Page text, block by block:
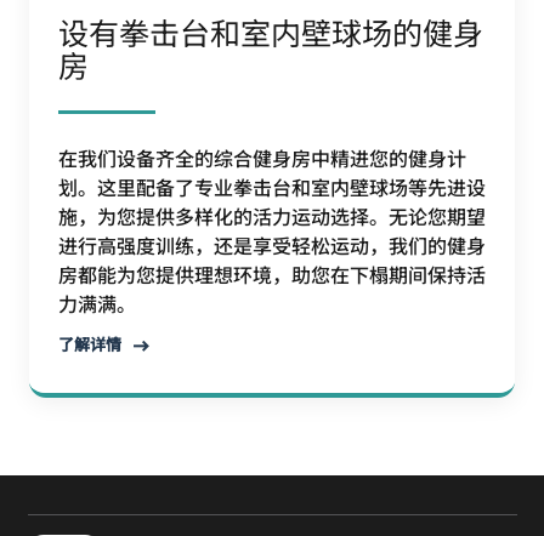
设有拳击台和室内壁球场的健身
房
在我们设备齐全的综合健身房中精进您的健身计
划。这里配备了专业拳击台和室内壁球场等先进设
施，为您提供多样化的活力运动选择。无论您期望
进行高强度训练，还是享受轻松运动，我们的健身
房都能为您提供理想环境，助您在下榻期间保持活
力满满。
了解详情